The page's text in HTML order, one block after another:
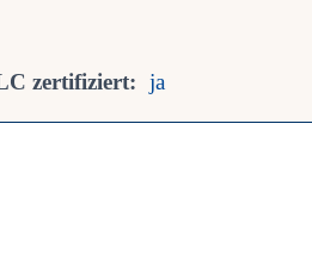
zertifiziert: ja